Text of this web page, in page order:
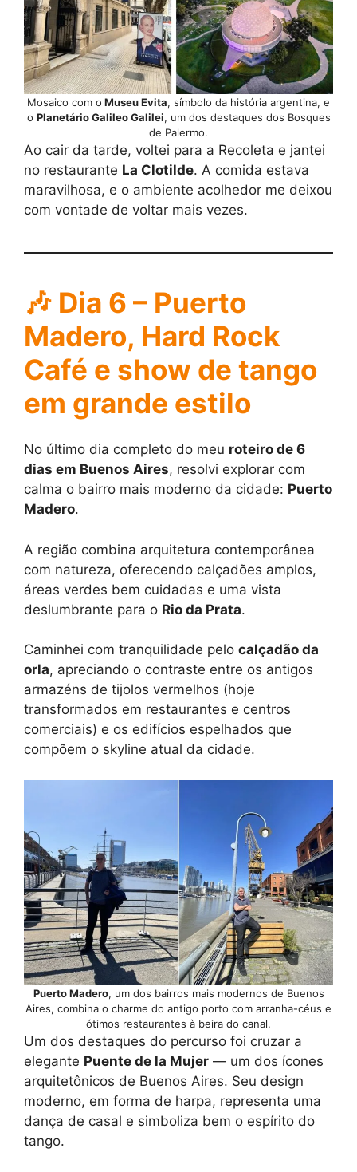
Mosaico com o Museu Evita, símbolo da história argentina, e
o Planetário Galileo Galilei, um dos destaques dos Bosques
de Palermo.
Ao cair da tarde, voltei para a Recoleta e jantei
no restaurante La Clotilde. A comida estava
maravilhosa, e o ambiente acolhedor me deixou
com vontade de voltar mais vezes.
🎶 Dia 6 – Puerto
Madero, Hard Rock
Café e show de tango
em grande estilo
No último dia completo do meu roteiro de 6
dias em Buenos Aires, resolvi explorar com
calma o bairro mais moderno da cidade: Puerto
Madero.
A região combina arquitetura contemporânea
com natureza, oferecendo calçadões amplos,
áreas verdes bem cuidadas e uma vista
deslumbrante para o Rio da Prata.
Caminhei com tranquilidade pelo calçadão da
orla, apreciando o contraste entre os antigos
armazéns de tijolos vermelhos (hoje
transformados em restaurantes e centros
comerciais) e os edifícios espelhados que
compõem o skyline atual da cidade.
Puerto Madero, um dos bairros mais modernos de Buenos
Aires, combina o charme do antigo porto com arranha-céus e
ótimos restaurantes à beira do canal.
Um dos destaques do percurso foi cruzar a
elegante Puente de la Mujer — um dos ícones
arquitetônicos de Buenos Aires. Seu design
moderno, em forma de harpa, representa uma
dança de casal e simboliza bem o espírito do
tango.